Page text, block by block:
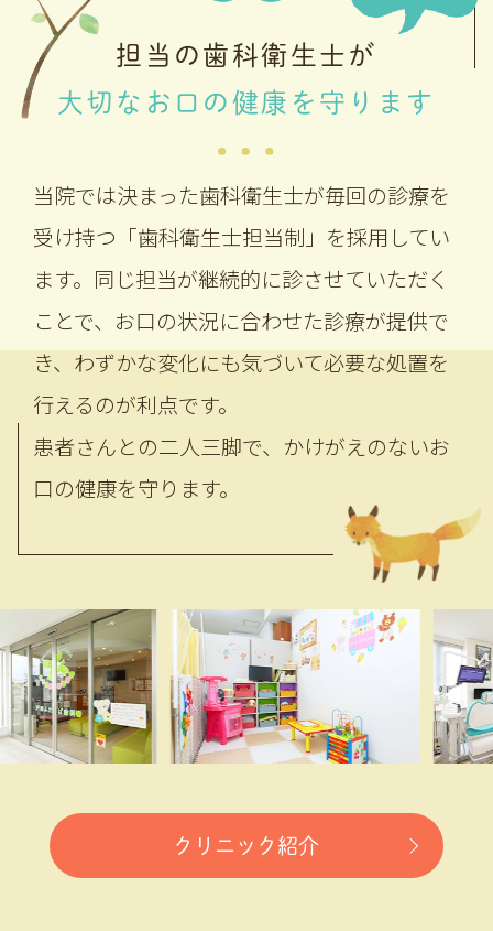
担当の歯科衛生士が
大切なお口の健康を守ります
当院では決まった歯科衛生士が毎回の診療を
受け持つ「歯科衛生士担当制」を採用してい
ます。同じ担当が継続的に診させていただく
ことで、お口の状況に合わせた診療が提供で
き、わずかな変化にも気づいて必要な処置を
行えるのが利点です。
患者さんとの二人三脚で、かけがえのないお
口の健康を守ります。
クリニック紹介